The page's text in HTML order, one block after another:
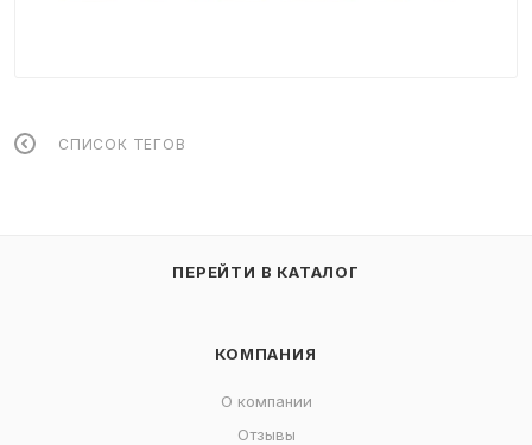
СПИСОК ТЕГОВ
ПЕРЕЙТИ В КАТАЛОГ
КОМПАНИЯ
О компании
Отзывы